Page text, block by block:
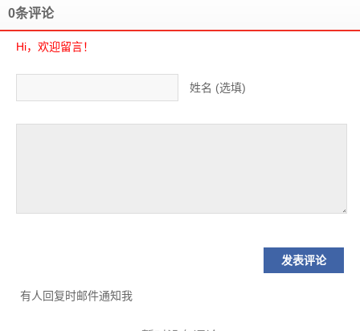
0条评论
Hi，欢迎留言！
姓名 (选填)
有人回复时邮件通知我